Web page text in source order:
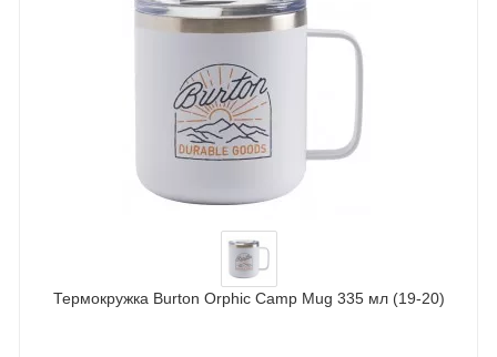
Термокружка Burton Orphic Camp Mug 335 мл (19-20)